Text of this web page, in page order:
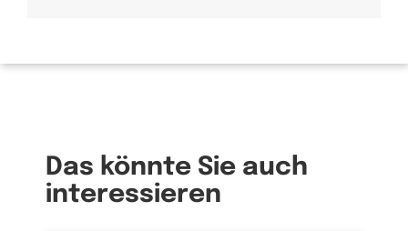
Das könnte Sie auch
interessieren